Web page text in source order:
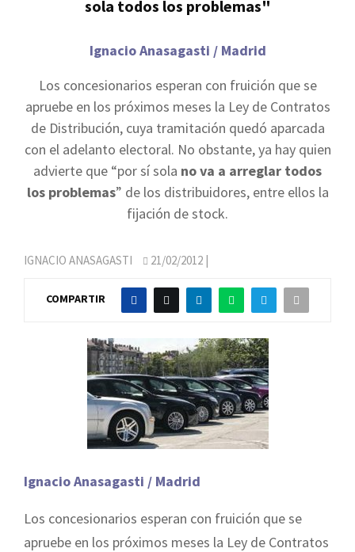
sola todos los problemas"
Ignacio Anasagasti / Madrid
Los concesionarios esperan con fruición que se
apruebe en los próximos meses la Ley de Contratos
de Distribución, cuya tramitación quedó aparcada
con el adelanto electoral. No obstante, ya hay quien
advierte que “por sí sola no va a arreglar todos
los problemas” de los distribuidores, entre ellos la
fijación de stock.
IGNACIO ANASAGASTI 21/02/2012 |
COMPARTIR
Ignacio Anasagasti / Madrid
Los concesionarios esperan con fruición que se
apruebe en los próximos meses la Ley de Contratos